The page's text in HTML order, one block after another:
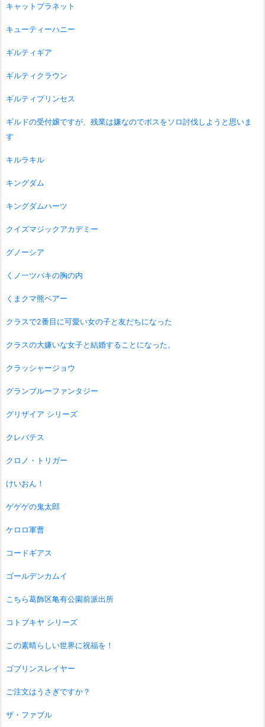
キャットプラネット
キューティーハニー
ギルティギア
ギルティクラウン
ギルティプリンセス
ギルドの受付嬢ですが、残業は嫌なのでボスをソロ討伐しようと思いま
す
キルラキル
キングダム
キングダムハーツ
クイズマジックアカデミー
グノーシア
くノ一ツバキの胸の内
くまクマ熊ベアー
クラスで2番目に可愛い女の子と友だちになった
クラスの大嫌いな女子と結婚することになった。
クラッシャージョウ
グランブルーファンタジー
グリザイア シリーズ
クレバテス
クロノ・トリガー
けいおん！
ゲゲゲの鬼太郎
ケロロ軍曹
コードギアス
ゴールデンカムイ
こちら葛飾区亀有公園前派出所
コトブキヤ シリーズ
この素晴らしい世界に祝福を！
ゴブリンスレイヤー
ご注文はうさぎですか？
ザ・ファブル